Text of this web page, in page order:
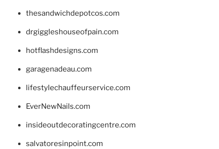
thesandwichdepotcos.com
drgiggleshouseofpain.com
hotflashdesigns.com
garagenadeau.com
lifestylechauffeurservice.com
EverNewNails.com
insideoutdecoratingcentre.com
salvatoresinpoint.com